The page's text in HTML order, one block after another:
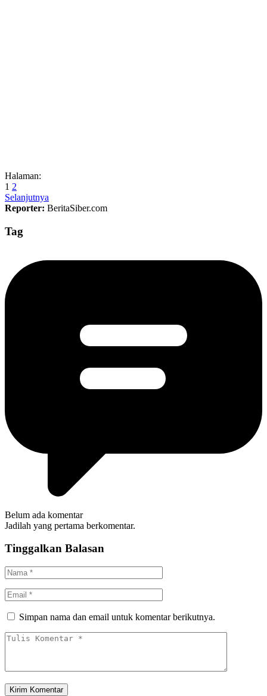
Halaman:
1 2
Selanjutnya
Reporter: BeritaSiber.com
Tag
Belum ada komentar
Jadilah yang pertama berkomentar.
Tinggalkan Balasan
Simpan nama dan email untuk komentar berikutnya.